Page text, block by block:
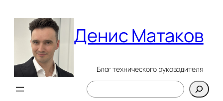
содержимому
Денис Матаков
Блог технического руководителя
Поиск